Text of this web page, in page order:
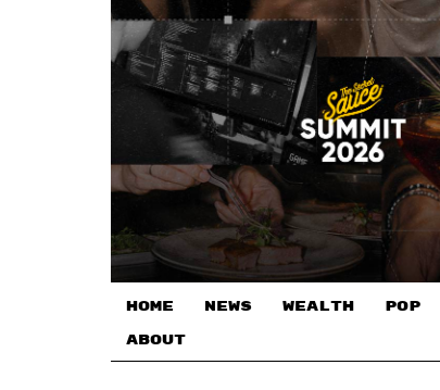
HOME NEWS WEALTH POP
ABOUT